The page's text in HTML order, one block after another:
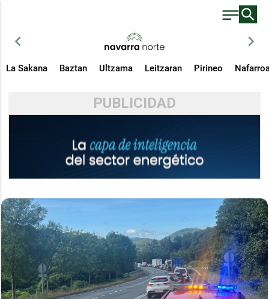
chevron_left chevron_right
La Sakana Baztan Ultzama Leitzaran Pirineo
PUBLICIDAD